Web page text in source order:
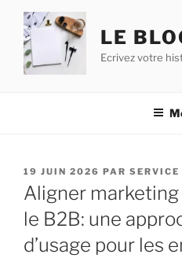
Aller
contenu
principal
LE
Ecrivez votre
PUBLIÉ
LE
19 JUIN 2026 PAR SERVICE
Aligner
le B2B: une
d’usage pour les